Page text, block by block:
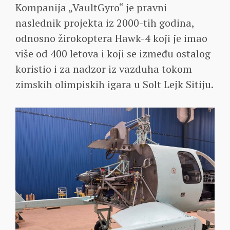
Kompanija „VaultGyro“ je pravni
naslednik projekta iz 2000-tih godina,
odnosno žirokoptera Hawk-4 koji je imao
više od 400 letova i koji se između ostalog
koristio i za nadzor iz vazduha tokom
zimskih olimpiskih igara u Solt Lejk Sitiju.